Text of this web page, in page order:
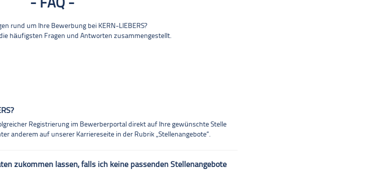
FAQ
rund um Ihre Bewerbung bei KERN-LIEBERS?
häufigsten Fragen und Antworten zusammengestellt.
Registrierung im Bewerberportal direkt auf Ihre gewünschte Stelle
anderem auf unserer Karriereseite in der Rubrik „Stellenangebote“.
zukommen lassen, falls ich keine passenden Stellenangebote